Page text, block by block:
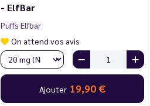
- ElfBar
Puffs Elfbar
On attend vos avis
Ajouter 19,90 €